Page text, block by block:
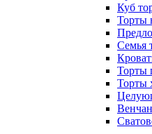
Куб
Торты
Семья
Торты
Торты